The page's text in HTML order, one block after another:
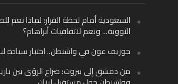
السعودية أمام لحظة القرار: لماذا نعم
النووية… ونعم لاتفاقيات أبراهام؟
جوزيف عون في واشنطن.. اختبار سيادة
من دمشق إلى بيروت: صراع الرؤى بين